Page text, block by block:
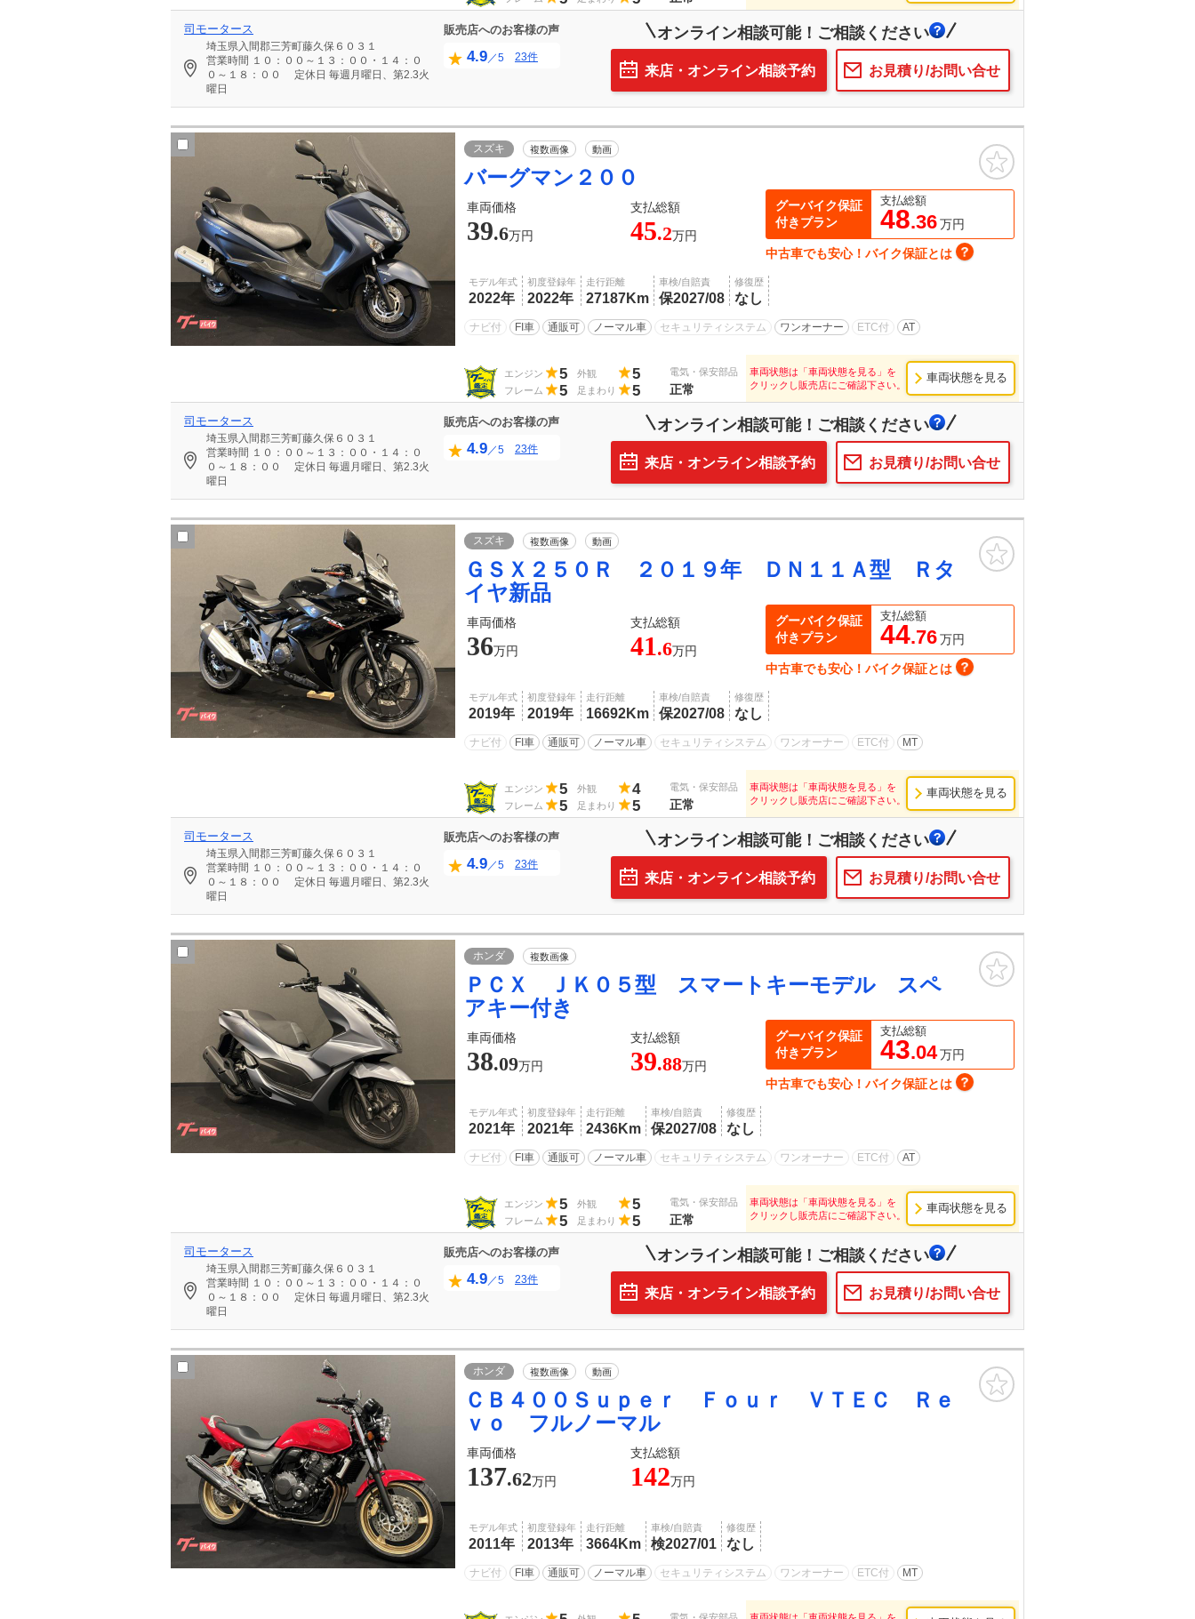
司モータース
埼玉県入間郡三芳町藤久保６０３１
営業時間 １０：００～１３：００・１４：０
０～１８：００
定休日 毎週月曜日、第2.3火
曜日
販売店へのお客様の声
4.9／5 23件
オンライン相談可能！ご相談ください
お見積り/お問い合せ
来店・オンライン相談予約
スズキ 複数画像 動画
バーグマン２００
車両価格 支払総額
39.6万円 45.2万円
モデル年式
2022年
初度登録年
2022年
走行距離
27187Km
車検/自賠責
保2027/08
修復歴
なし
ナビ付 FI車 通販可 ノーマル車 セキュリティシステム ワンオーナー ETC付 AT
グーバイク保証
付きプラン
支払総額
48.36万円
中古車でも安心！バイク保証とは
エンジン 5 外観 5
フレーム 5 足まわり 5
電気・保安部品
正常
車両状態は「車両状態を見る」を
クリックし販売店にご確認下さい。
車両状態を見る
司モータース
埼玉県入間郡三芳町藤久保６０３１
営業時間 １０：００～１３：００・１４：０
０～１８：００
定休日 毎週月曜日、第2.3火
曜日
販売店へのお客様の声
4.9／5 23件
オンライン相談可能！ご相談ください
お見積り/お問い合せ
来店・オンライン相談予約
スズキ 複数画像 動画
ＧＳＸ２５０Ｒ ２０１９年 ＤＮ１１Ａ型 Ｒタ
イヤ新品
車両価格 支払総額
36万円 41.6万円
モデル年式
2019年
初度登録年
2019年
走行距離
16692Km
車検/自賠責
保2027/08
修復歴
なし
ナビ付 FI車 通販可 ノーマル車 セキュリティシステム ワンオーナー ETC付 MT
グーバイク保証
付きプラン
支払総額
44.76万円
中古車でも安心！バイク保証とは
エンジン 5 外観 4
フレーム 5 足まわり 5
電気・保安部品
正常
車両状態は「車両状態を見る」を
クリックし販売店にご確認下さい。
車両状態を見る
司モータース
埼玉県入間郡三芳町藤久保６０３１
営業時間 １０：００～１３：００・１４：０
０～１８：００
定休日 毎週月曜日、第2.3火
曜日
販売店へのお客様の声
4.9／5 23件
オンライン相談可能！ご相談ください
お見積り/お問い合せ
来店・オンライン相談予約
ホンダ 複数画像
ＰＣＸ ＪＫ０５型 スマートキーモデル スペ
アキー付き
車両価格 支払総額
38.09万円 39.88万円
モデル年式
2021年
初度登録年
2021年
走行距離
2436Km
車検/自賠責
保2027/08
修復歴
なし
ナビ付 FI車 通販可 ノーマル車 セキュリティシステム ワンオーナー ETC付 AT
グーバイク保証
付きプラン
支払総額
43.04万円
中古車でも安心！バイク保証とは
エンジン 5 外観 5
フレーム 5 足まわり 5
電気・保安部品
正常
車両状態は「車両状態を見る」を
クリックし販売店にご確認下さい。
車両状態を見る
司モータース
埼玉県入間郡三芳町藤久保６０３１
営業時間 １０：００～１３：００・１４：０
０～１８：００
定休日 毎週月曜日、第2.3火
曜日
販売店へのお客様の声
4.9／5 23件
オンライン相談可能！ご相談ください
お見積り/お問い合せ
来店・オンライン相談予約
ホンダ 複数画像 動画
ＣＢ４００Ｓｕｐｅｒ Ｆｏｕｒ ＶＴＥＣ Ｒｅ
ｖｏ フルノーマル
車両価格 支払総額
137.62万円 142万円
モデル年式
2011年
初度登録年
2013年
走行距離
3664Km
車検/自賠責
検2027/01
修復歴
なし
ナビ付 FI車 通販可 ノーマル車 セキュリティシステム ワンオーナー ETC付 MT